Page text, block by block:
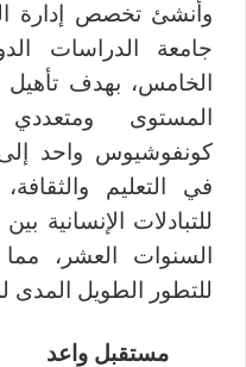
جامعة الدراسات
الخامس، بهدف تأهيل
المستوى
كونفوشيوس واحد
في التعليم
للتبادلات الإنسانية
السنوات العشر،
للتطور الطويل المدى
مستقبل واعد